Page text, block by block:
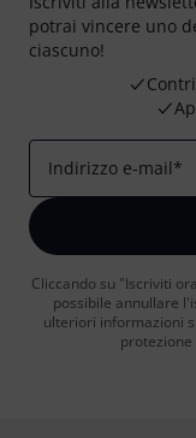
potrai vincere uno
ciascuno!
Indirizzo e-mail*
Cliccando su "Iscriviti
possibile annullare
ulteriori informazioni
protezione